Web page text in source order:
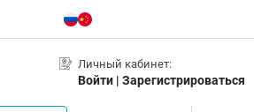
Личный кабинет:
Войти | Зарегистрироваться